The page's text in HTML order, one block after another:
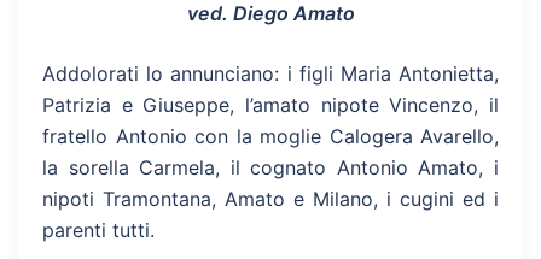
ved. Diego Amato
Addolorati lo annunciano: i figli Maria Antonietta,
Patrizia e Giuseppe, l’amato nipote Vincenzo, il
fratello Antonio con la moglie Calogera Avarello,
la sorella Carmela, il cognato Antonio Amato, i
nipoti Tramontana, Amato e Milano, i cugini ed i
parenti tutti.